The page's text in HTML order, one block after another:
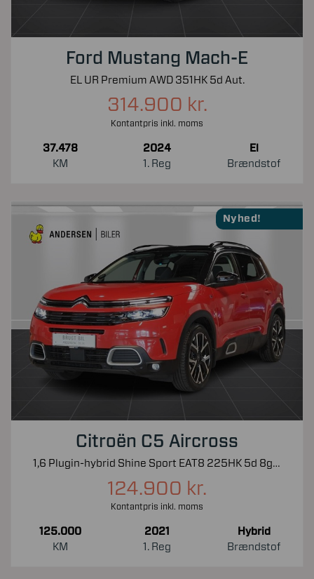
Ford Mustang Mach-E
EL UR Premium AWD 351HK 5d Aut.
314.900 kr.
Kontantpris inkl. moms
37.478
KM
2024
1. Reg
El
Brændstof
Nyhed!
Citroën C5 Aircross
1,6 Plugin-hybrid Shine Sport EAT8 225HK 5d 8g Aut.
124.900 kr.
Kontantpris inkl. moms
125.000
KM
2021
1. Reg
Hybrid
Brændstof